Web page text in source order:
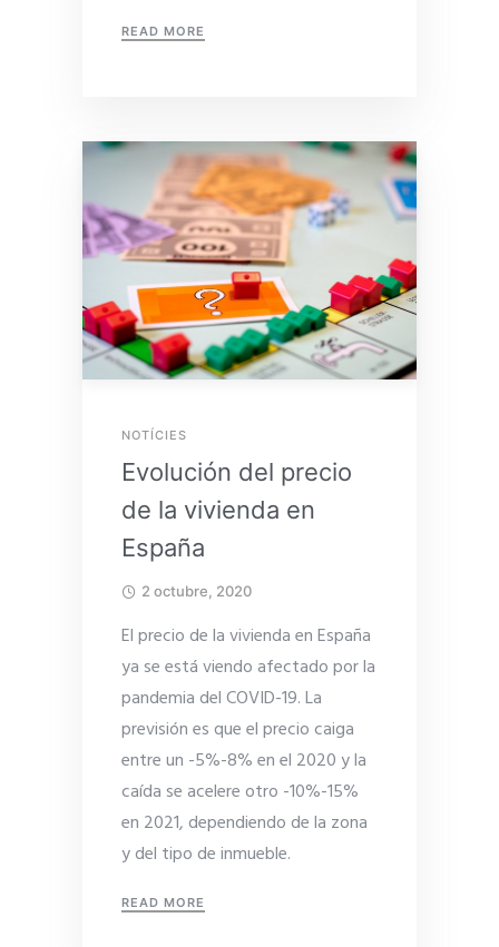
READ MORE
NOTÍCIES
Evolución del precio
de la vivienda en
España
2 octubre, 2020
El precio de la vivienda en España
ya se está viendo afectado por la
pandemia del COVID-19. La
previsión es que el precio caiga
entre un -5%-8% en el 2020 y la
caída se acelere otro -10%-15%
en 2021, dependiendo de la zona
y del tipo de inmueble.
READ MORE